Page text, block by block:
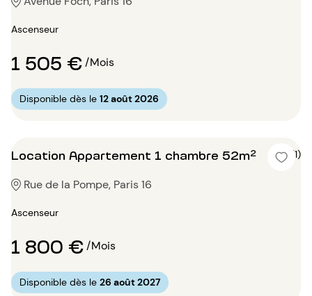
Ascenseur
1 505 €/Mois
Disponible dès le 12 août 2026
Location Appartement 1 chambre 52m² 4 (1)
Rue de la Pompe, Paris 16
Ascenseur
1 800 €/Mois
Disponible dès le 26 août 2027